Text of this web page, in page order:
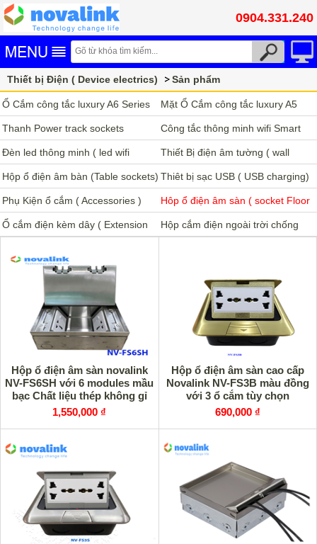
0904.331.240
Thiết bị Điện ( Device electrics) Sản phẩm
Hôp ổ điện âm sàn ( socket Floor boxes)
Ổ Cắm công tắc luxury A6 Series Mặt Ổ Cắm công tắc luxury A5
Series
Thanh Power track sockets Công tắc thông minh wifi Smart
Đèn led thông minh ( led wifi
Smart)
Thiết Bị điện âm tường ( wall
socket)
Hộp ổ điện âm bàn (Table sockets) Thiêt bị sạc USB ( USB charging)
Phụ Kiện ổ cắm ( Accessories ) Hôp ổ điện âm sàn ( socket Floor
boxes)
Ổ cắm điện kèm dây ( Extension Hộp cắm điện ngoài trời chống
Hộp ổ điện âm sàn novalink
NV-FS6SH với 6 modules mầu
bạc Chất liệu thép không gỉ
cao cấp
1,550,000 ₫
Hộp ổ điện âm sàn cao cấp
Novalink NV-FS3B màu đồng
với 3 ổ cắm tùy chọn
690,000 ₫